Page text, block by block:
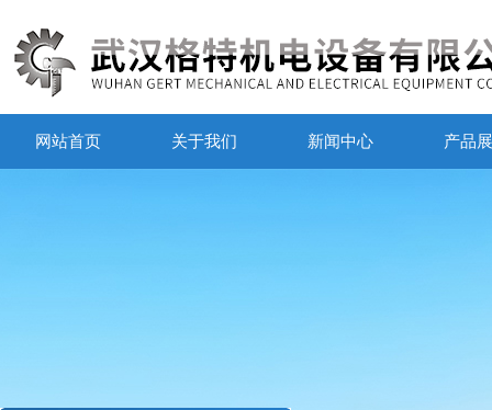
网站首页 关于我们 新闻中心 产品